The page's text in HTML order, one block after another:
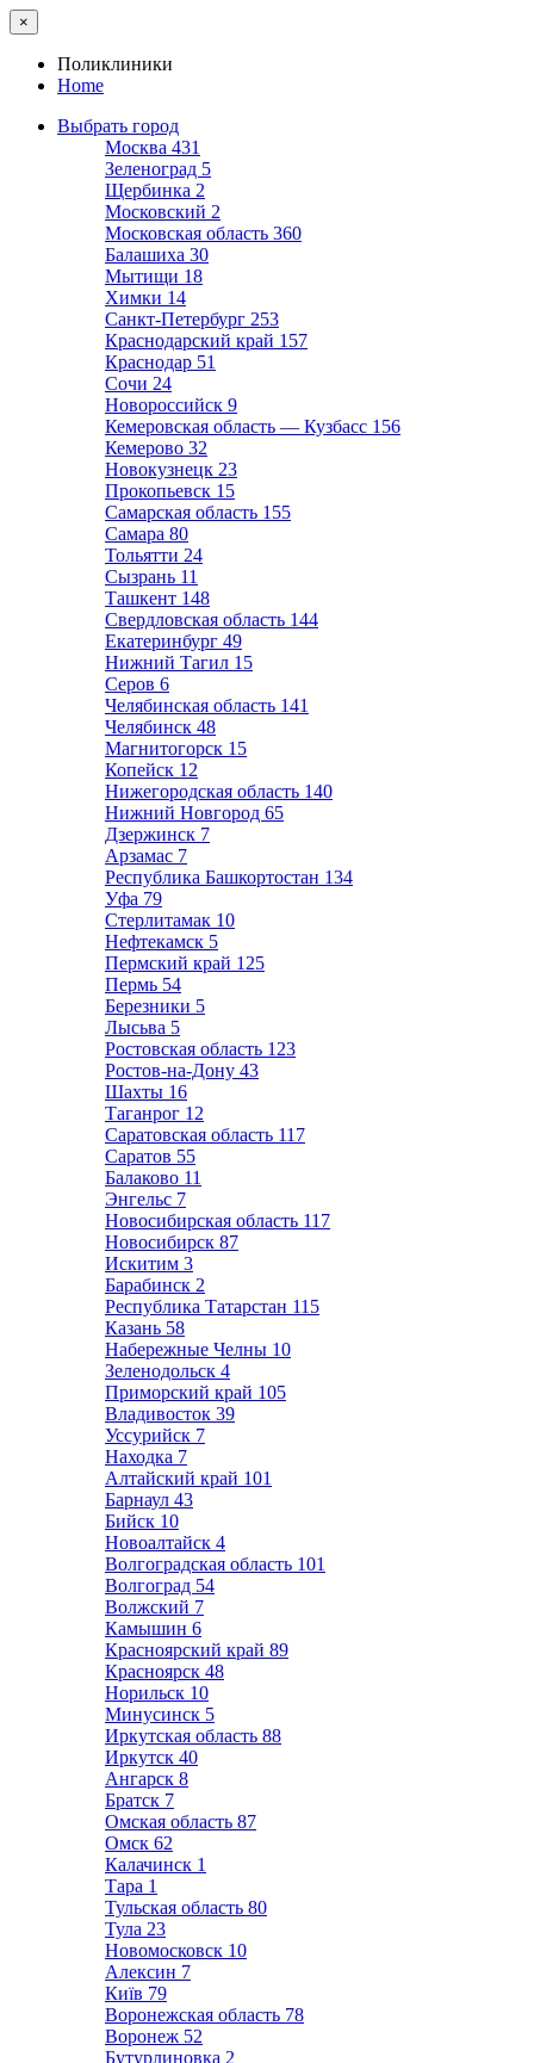
×
Поликлиники
Home
Выбрать город
Москва 431
Зеленоград 5
Щербинка 2
Московский 2
Московская область 360
Балашиха 30
Мытищи 18
Химки 14
Санкт-Петербург 253
Краснодарский край 157
Краснодар 51
Сочи 24
Новороссийск 9
Кемеровская область — Кузбасс 156
Кемерово 32
Новокузнецк 23
Прокопьевск 15
Самарская область 155
Самара 80
Тольятти 24
Сызрань 11
Ташкент 148
Свердловская область 144
Екатеринбург 49
Нижний Тагил 15
Серов 6
Челябинская область 141
Челябинск 48
Магнитогорск 15
Копейск 12
Нижегородская область 140
Нижний Новгород 65
Дзержинск 7
Арзамас 7
Республика Башкортостан 134
Уфа 79
Стерлитамак 10
Нефтекамск 5
Пермский край 125
Пермь 54
Березники 5
Лысьва 5
Ростовская область 123
Ростов-на-Дону 43
Шахты 16
Таганрог 12
Саратовская область 117
Саратов 55
Балаково 11
Энгельс 7
Новосибирская область 117
Новосибирск 87
Искитим 3
Барабинск 2
Республика Татарстан 115
Казань 58
Набережные Челны 10
Зеленодольск 4
Приморский край 105
Владивосток 39
Уссурийск 7
Находка 7
Алтайский край 101
Барнаул 43
Бийск 10
Новоалтайск 4
Волгоградская область 101
Волгоград 54
Волжский 7
Камышин 6
Красноярский край 89
Красноярск 48
Норильск 10
Минусинск 5
Иркутская область 88
Иркутск 40
Ангарск 8
Братск 7
Омская область 87
Омск 62
Калачинск 1
Тара 1
Тульская область 80
Тула 23
Новомосковск 10
Алексин 7
Київ 79
Воронежская область 78
Воронеж 52
Бутурлиновка 2